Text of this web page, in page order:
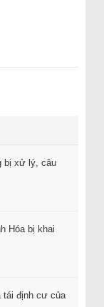
bị xử lý, câu
Hóa bị khai
tái định cư của